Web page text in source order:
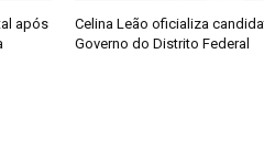
após
Celina Leão oficializa
Governo do Distrito Federal